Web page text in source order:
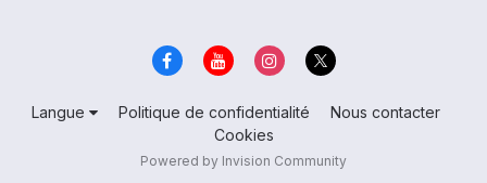
Langue Politique de confidentialité
Nous contacter
Cookies
Powered by Invision Community